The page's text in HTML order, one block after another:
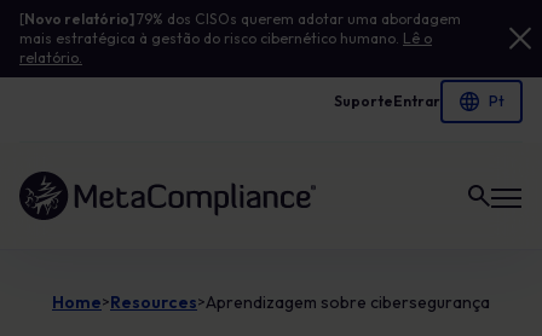
[Novo relatório]79% dos CISOs querem adotar uma abordagem
mais estratégica à gestão do risco cibernético humano. Lê o
relatório.
SuporteEntrar
Ligação à página inicial
Home>Resources>Aprendizagem sobre cibersegurança